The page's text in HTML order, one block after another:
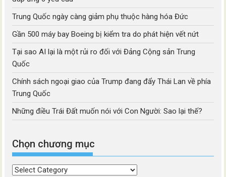
Trung Quốc ngày càng giảm phụ thuộc hàng hóa Đức
Gần 500 máy bay Boeing bị kiểm tra do phát hiện vết nứt
Tại sao AI lại là một rủi ro đối với Đảng Cộng sản Trung
Quốc
Chính sách ngoại giao của Trump đang đẩy Thái Lan về phía
Trung Quốc
Những điều Trái Đất muốn nói với Con Người: Sao lại thế?
Chọn chương mục
Chọn